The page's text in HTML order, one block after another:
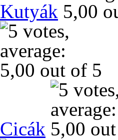
Kutyák
Cicák